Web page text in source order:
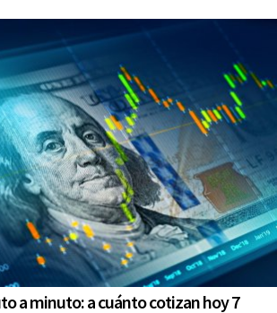
a minuto: a cuánto cotizan hoy 7